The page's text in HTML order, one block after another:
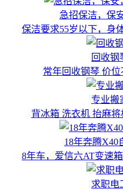
急招保洁，保
保洁要求55岁以下，身
回收钢
常年回收钢琴 价
专业搬
背冰箱 洗衣机 抬麻
18年奔腾X40
8年车，爱信六AT变速
求职电